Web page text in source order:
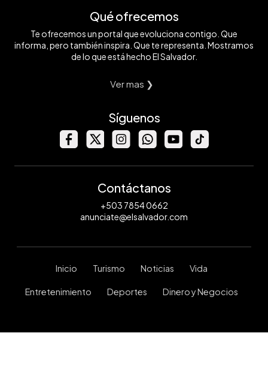
Qué ofrecemos
Te ofrecemos un portal que evoluciona contigo. Que
informa, pero también inspira. Que te representa. Mostramos
de lo que está hecho El Salvador.
Ver mas ❯
Síguenos
Contáctanos
+503 7854 0662
anunciate@elsalvador.com
Inicio Turismo Noticias Vida
Entretenimiento Deportes Dinero y Negocios